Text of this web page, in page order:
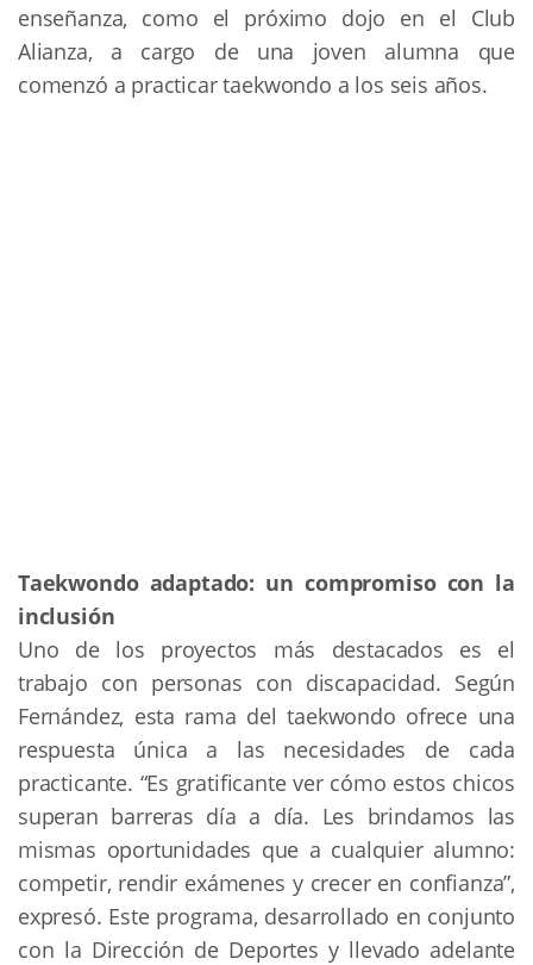
enseñanza, como el próximo dojo en el Club
Alianza, a cargo de una joven alumna que
comenzó a practicar taekwondo a los seis años.
Taekwondo adaptado: un compromiso con la
inclusión
Uno de los proyectos más destacados es el
trabajo con personas con discapacidad. Según
Fernández, esta rama del taekwondo ofrece una
respuesta única a las necesidades de cada
practicante. “Es gratificante ver cómo estos chicos
superan barreras día a día. Les brindamos las
mismas oportunidades que a cualquier alumno:
competir, rendir exámenes y crecer en confianza”,
expresó. Este programa, desarrollado en conjunto
con la Dirección de Deportes y llevado adelante